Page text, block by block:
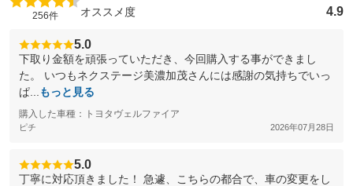
256件 オススメ度 4.9
5.0
下取り金額を頑張っていただき、今回購入する事ができまし
た。 いつもネクステージ美濃加茂さんには感謝の気持ちでいっ
ぱ...
もっと見る
購入した車種：トヨタヴェルファイア
ピチ 2026年07月28日
5.0
丁寧に対応頂きました！ 急遽、こちらの都合で、車の変更をし